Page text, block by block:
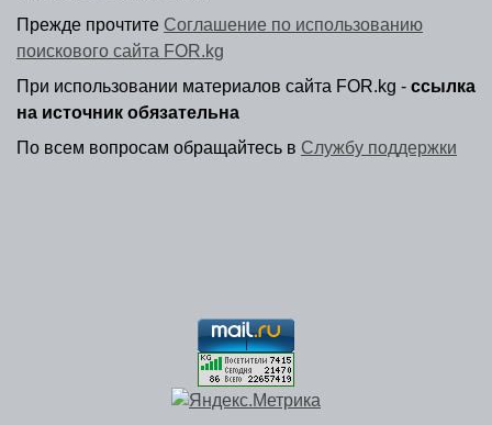
Прежде прочтите Соглашение по использованию
поискового сайта FOR.kg
При использовании материалов сайта FOR.kg - ссылка
на источник обязательна
По всем вопросам обращайтесь в Службу поддержки